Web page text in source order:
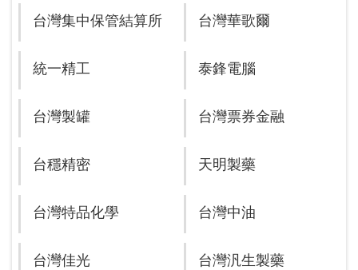
台灣集中保管結算所 台灣華歌爾
統一精工 泰鋒電腦
台灣製罐 台灣票券金融
台穩精密 天明製藥
台灣特品化學 台灣中油
台灣佳光 台灣汎生製藥